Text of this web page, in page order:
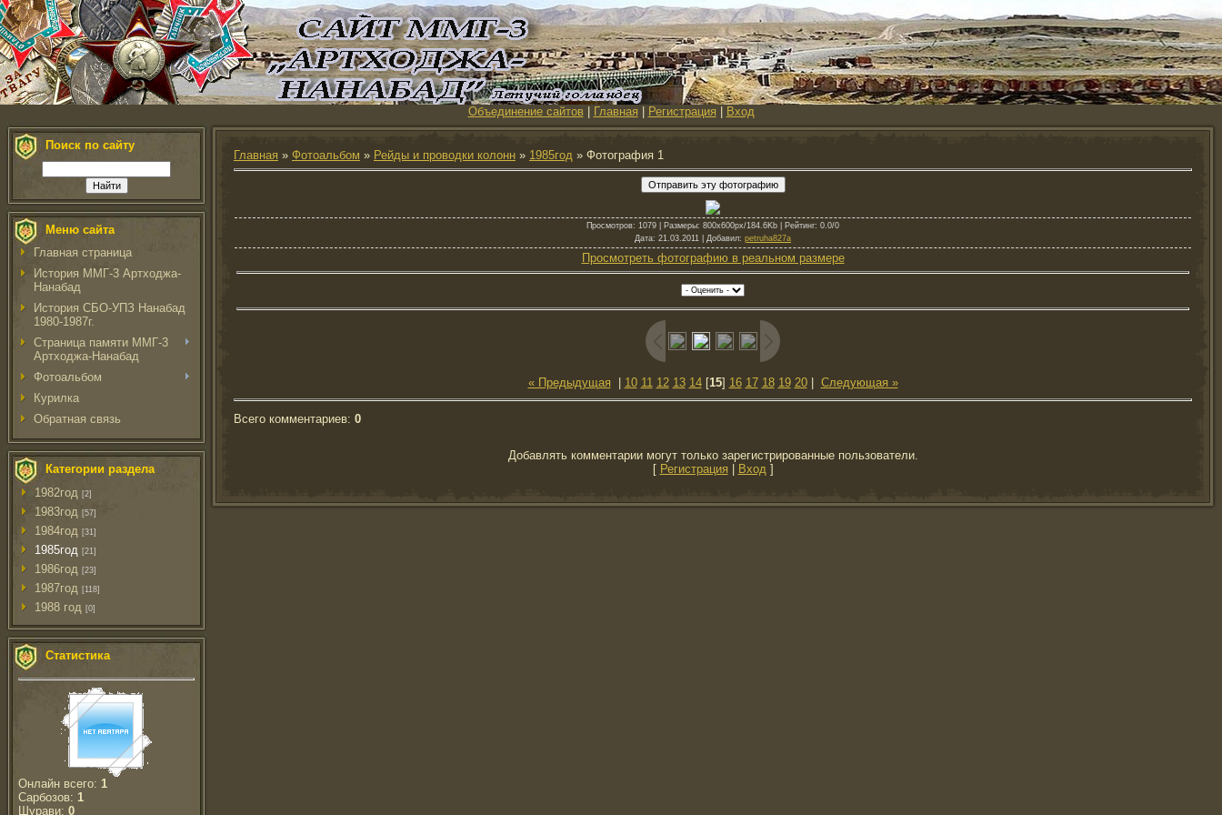
Объединение сайтов| Главная Регистрация Вход
Поиск по сайту
Меню сайта
Главная страница
История ММГ-3 Артходжа-
Нанабад
История СБО-УПЗ Нанабад
1980-1987г.
Страница памяти ММГ-3
Артходжа-Нанабад
Фотоальбом
Курилка
Обратная связь
Категории раздела
1982год [2]
1983год [57]
1984год [31]
1985год [21]
1986год [23]
1987год [118]
1988 год [0]
Статистика
Онлайн всего: 1
Сарбозов: 1
Шурави: 0
Главная » Фотоальбом » Рейды и проводки колонн » 1985год » Фотография 1
Просмотров: 1079 | Размеры: 800x600px/184.6Kb | Рейтинг: 0.0/0
Дата: 21.03.2011 | Добавил: petruha827a
Просмотреть фотографию в реальном размере
« Предыдущая 10 11 12 13 14[15] 16 17 18 19 20| Следующая »
Всего комментариев: 0
Добавлять комментарии могут только зарегистрированные пользователи.
[ Регистрация | Вход ]